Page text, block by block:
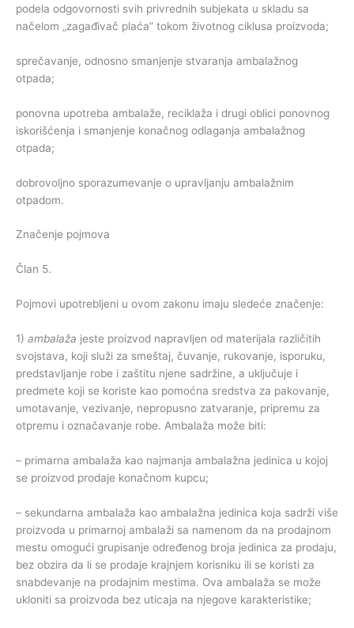
podela odgovornosti svih privrednih subjekata u skladu sa
načelom „zagađivač plaća” tokom životnog ciklusa proizvoda;
sprečavanje, odnosno smanjenje stvaranja ambalažnog
otpada;
ponovna upotreba ambalaže, reciklaža i drugi oblici ponovnog
iskorišćenja i smanjenje konačnog odlaganja ambalažnog
otpada;
dobrovoljno sporazumevanje o upravljanju ambalažnim
otpadom.
Značenje pojmova
Član 5.
Pojmovi upotrebljeni u ovom zakonu imaju sledeće značenje:
1) ambalaža jeste proizvod napravljen od materijala različitih
svojstava, koji služi za smeštaj, čuvanje, rukovanje, isporuku,
predstavljanje robe i zaštitu njene sadržine, a uključuje i
predmete koji se koriste kao pomoćna sredstva za pakovanje,
umotavanje, vezivanje, nepropusno zatvaranje, pripremu za
otpremu i označavanje robe. Ambalaža može biti:
– primarna ambalaža kao najmanja ambalažna jedinica u kojoj
se proizvod prodaje konačnom kupcu;
– sekundarna ambalaža kao ambalažna jedinica koja sadrži više
proizvoda u primarnoj ambalaži sa namenom da na prodajnom
mestu omogući grupisanje određenog broja jedinica za prodaju,
bez obzira da li se prodaje krajnjem korisniku ili se koristi za
snabdevanje na prodajnim mestima. Ova ambalaža se može
ukloniti sa proizvoda bez uticaja na njegove karakteristike;